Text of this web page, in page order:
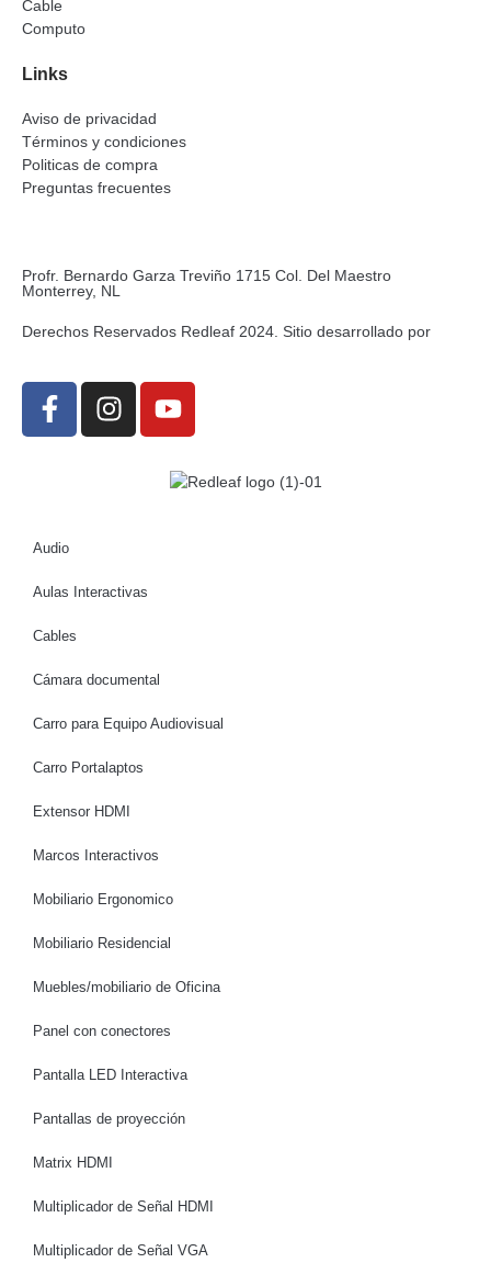
Cable
Computo
Links
Aviso de privacidad
Términos y condiciones
Politicas de compra
Preguntas frecuentes
Profr. Bernardo Garza Treviño 1715 Col. Del Maestro
Monterrey, NL
Derechos Reservados Redleaf 2024. Sitio desarrollado por
Audio
Aulas Interactivas
Cables
Cámara documental
Carro para Equipo Audiovisual
Carro Portalaptos
Extensor HDMI
Marcos Interactivos
Mobiliario Ergonomico
Mobiliario Residencial
Muebles/mobiliario de Oficina
Panel con conectores
Pantalla LED Interactiva
Pantallas de proyección
Matrix HDMI
Multiplicador de Señal HDMI
Multiplicador de Señal VGA